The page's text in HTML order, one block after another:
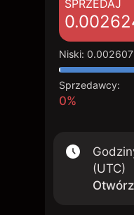
SPRZEDAJ
Niski: 0.002607
Sprzedawcy:
0%
(UTC)